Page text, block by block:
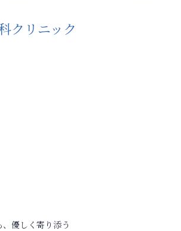
クリニック
優しく寄り添う